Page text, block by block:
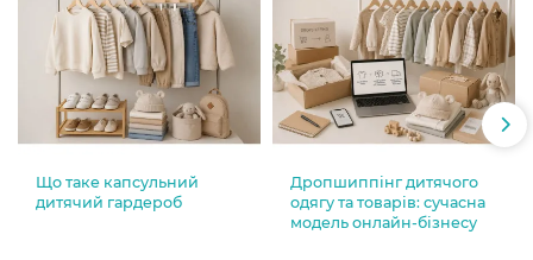
Що таке капсульний
дитячий гардероб
Дропшиппінг дитячого
одягу та товарів: сучасна
модель онлайн-бізнесу